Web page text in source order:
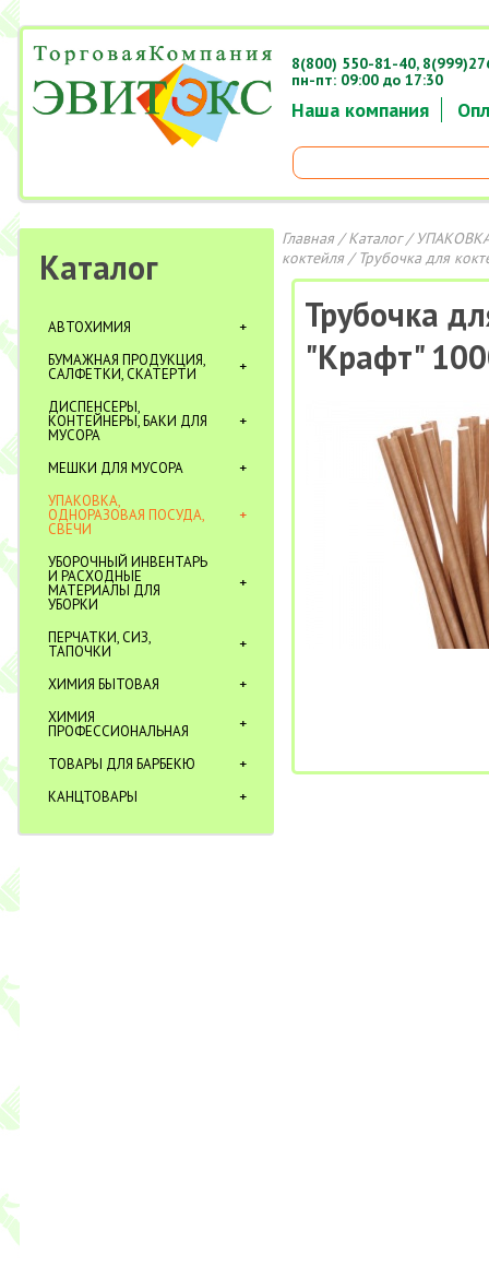
Наша компания
8(800) 550-81-40,
пн-пт: 09:00 до 17:30
Каталог
АВТОХИМИЯ
БУМАЖНАЯ ПРОДУКЦИЯ,
САЛФЕТКИ, СКАТЕРТИ
ДИСПЕНСЕРЫ,
КОНТЕЙНЕРЫ, БАКИ ДЛЯ
МУСОРА
МЕШКИ ДЛЯ МУСОРА
УПАКОВКА,
ОДНОРАЗОВАЯ ПОСУДА,
СВЕЧИ
УБОРОЧНЫЙ ИНВЕНТАРЬ
И РАСХОДНЫЕ
МАТЕРИАЛЫ ДЛЯ
УБОРКИ
ПЕРЧАТКИ, СИЗ,
ТАПОЧКИ
ХИМИЯ БЫТОВАЯ
ХИМИЯ
ПРОФЕССИОНАЛЬНАЯ
ТОВАРЫ ДЛЯ БАРБЕКЮ
КАНЦТОВАРЫ
Главная/Каталог/
коктейля/ Трубочка для
Трубочка
"Крафт"